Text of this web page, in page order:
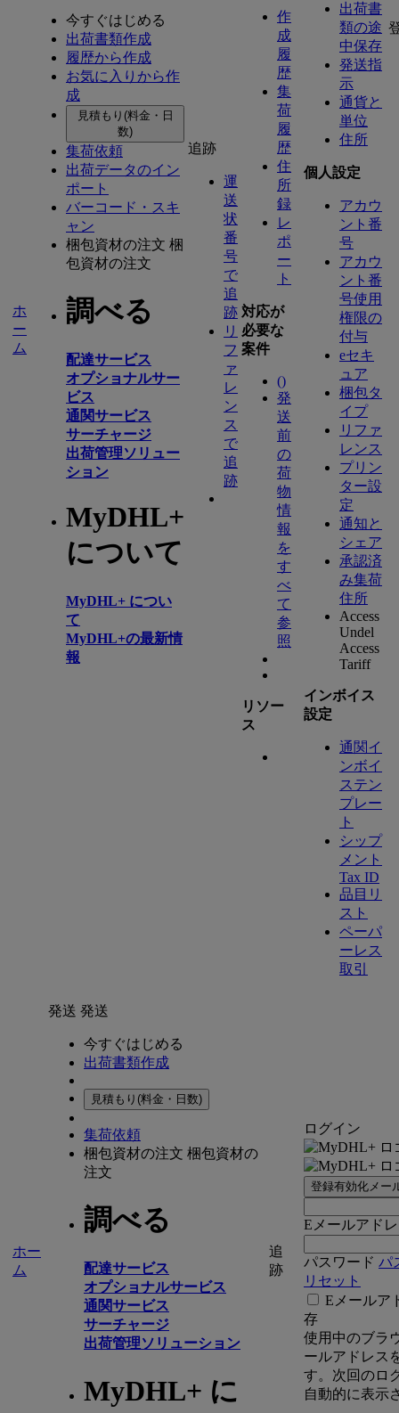
ホ
ー
ム
今すぐはじめる
出荷書類作成
履歴から作成
お気に入りから作
成
見積もり(料金・日
数)
集荷依頼
出荷データのイン
ポート
バーコード・スキ
ャン
梱包資材の注文 梱
包資材の注文
調べる
配達サービス
オプショナルサー
ビス
通関サービス
サーチャージ
出荷管理ソリュー
ション
MyDHL+
について
MyDHL+ につい
て
MyDHL+の最新情
報
追跡
運
送
状
番
号
で
追
跡
リ
フ
ァ
レ
ン
ス
で
追
跡
作
成
履
歴
集
荷
履
歴
住
所
録
レ
ポ
ー
ト
対応が
必要な
案件
()
発
送
前
の
荷
物
情
報
を
す
べ
て
参
照
リソー
ス
出荷書
類の途
中保存
発送指
示
通貨と
単位
住所
個人設定
アカウ
ント番
号
アカウ
ント番
号使用
権限の
付与
eセキ
ュア
梱包タ
イプ
リファ
レンス
プリン
ター設
定
通知と
シェア
承認済
み集荷
住所
Access
Undel
Access
Tariff
インボイス
設定
通関イ
ンボイ
ステン
プレー
ト
シップ
メント
Tax ID
品目リ
スト
ペーパ
ーレス
取引
ホー
ム
発送 発送
今すぐはじめる
出荷書類作成
見積もり(料金・日数)
集荷依頼
梱包資材の注文 梱包資材の
注文
調べる
配達サービス
オプショナルサービス
通関サービス
サーチャージ
出荷管理ソリューション
MyDHL+ に
追
跡
ログイン
登録有効化メー
Eメールアド
パスワード パ
リセット
Eメールア
存
使用中のブラ
ールアドレス
す。次回のロ
自動的に表示